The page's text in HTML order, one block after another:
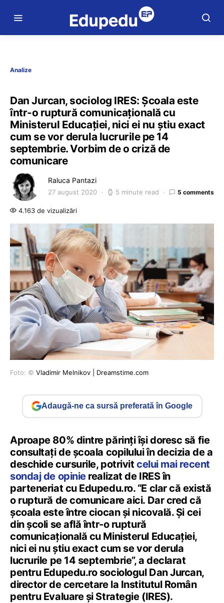
Analize
Dan Jurcan, sociolog IRES: Școala este
într-o ruptură comunicațională cu
Ministerul Educației, nici ei nu știu exact
cum se vor derula lucrurile pe 14
septembrie. Vorbim de o criză de
comunicare
Raluca Pantazi
27 august 2020 5 minute read 5 comments
4.163 de vizualizări
Foto: © Vladimir Melnikov | Dreamstime.com
Adaugă-ne ca sursă preferată în Google
Aproape 80% dintre părinți își doresc să fie
consultați de școala copilului în decizia de a
deschide cursurile, potrivit celui mai recent
sondaj de opinierealizat de IRES în
parteneriat cu Edupedu.ro. “E clar că există
o ruptură de comunicare aici. Dar cred că
școala este între ciocan și nicovală. Și cei
din școli se află într-o ruptură
comunicațională cu Ministerul Educației,
nici ei nu știu exact cum se vor derula
lucrurile pe 14 septembrie”, a declarat
pentru Edupedu.ro sociologul Dan Jurcan,
director de cercetare la Institutul Român
pentru Evaluare și Strategie (IRES).